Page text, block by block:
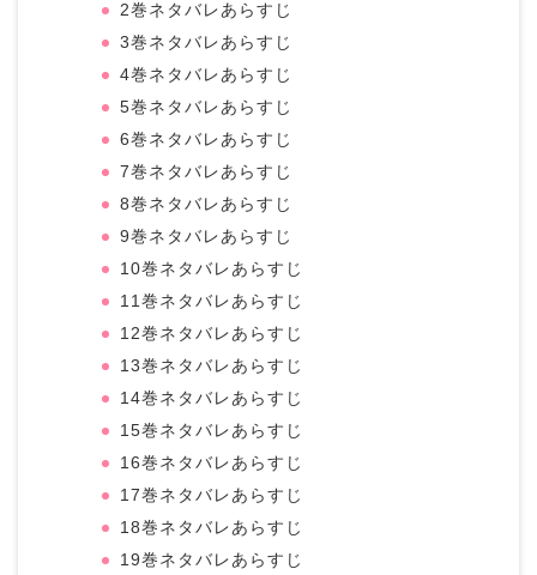
2巻ネタバレあらすじ
3巻ネタバレあらすじ
4巻ネタバレあらすじ
5巻ネタバレあらすじ
6巻ネタバレあらすじ
7巻ネタバレあらすじ
8巻ネタバレあらすじ
9巻ネタバレあらすじ
10巻ネタバレあらすじ
11巻ネタバレあらすじ
12巻ネタバレあらすじ
13巻ネタバレあらすじ
14巻ネタバレあらすじ
15巻ネタバレあらすじ
16巻ネタバレあらすじ
17巻ネタバレあらすじ
18巻ネタバレあらすじ
19巻ネタバレあらすじ